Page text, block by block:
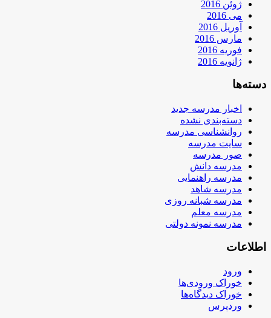
ژوئن 2016
می 2016
آوریل 2016
مارس 2016
فوریه 2016
ژانویه 2016
دسته‌ها
اخبار مدرسه جدید
دسته‌بندی نشده
روانشناسی مدرسه
سایت مدرسه
صور مدرسه
مدرسه دانش
مدرسه راهنمایی
مدرسه شاهد
مدرسه شبانه روزی
مدرسه معلم
مدرسه نمونه دولتی
اطلاعات
ورود
خوراک ورودی‌ها
خوراک دیدگاه‌ها
وردپرس